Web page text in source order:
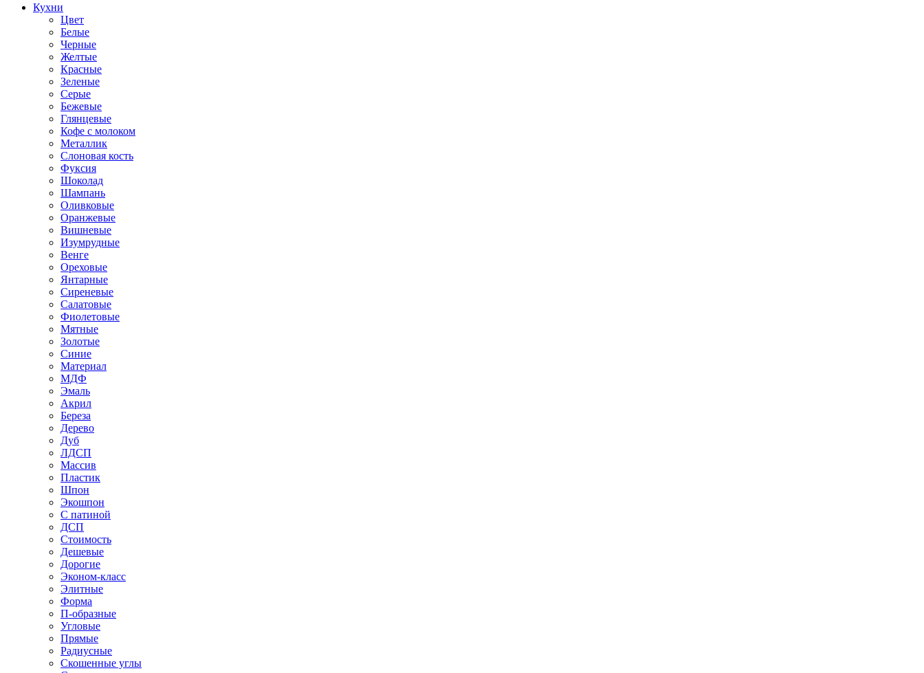
Кухни
Цвет
Белые
Черные
Желтые
Красные
Зеленые
Серые
Бежевые
Глянцевые
Кофе с молоком
Металлик
Слоновая кость
Фуксия
Шоколад
Шампань
Оливковые
Оранжевые
Вишневые
Изумрудные
Венге
Ореховые
Янтарные
Сиреневые
Салатовые
Фиолетовые
Мятные
Золотые
Синие
Материал
МДФ
Эмаль
Акрил
Береза
Дерево
Дуб
ЛДСП
Массив
Пластик
Шпон
Экошпон
С патиной
ДСП
Стоимость
Дешевые
Дорогие
Эконом-класс
Элитные
Форма
П-образные
Угловые
Прямые
Радиусные
Скошенные углы